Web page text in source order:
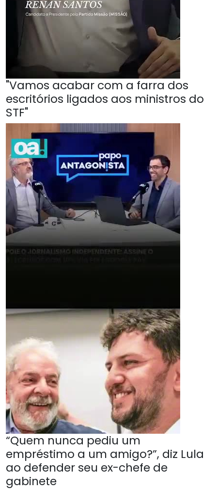
"Vamos acabar com a farra dos
escritórios ligados aos ministros do
STF"
“Quem nunca pediu um
empréstimo a um amigo?”, diz Lula
ao defender seu ex-chefe de
gabinete